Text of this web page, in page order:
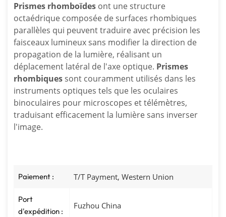
Prismes rhomboïdes ont une structure
octaédrique composée de surfaces rhombiques
parallèles qui peuvent traduire avec précision les
faisceaux lumineux sans modifier la direction de
propagation de la lumière, réalisant un
déplacement latéral de l'axe optique. Prismes
rhombiques sont couramment utilisés dans les
instruments optiques tels que les oculaires
binoculaires pour microscopes et télémètres,
traduisant efficacement la lumière sans inverser
l'image.
Paiement : T/T Payment, Western Union
Port
d'expédition :
Fuzhou China